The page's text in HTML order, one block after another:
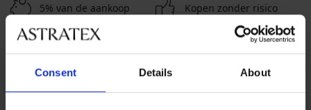
Consent Details About
5% van de aankoop Kopen zonder risico
Voordelige
verzendkosten
Slimme maattabel